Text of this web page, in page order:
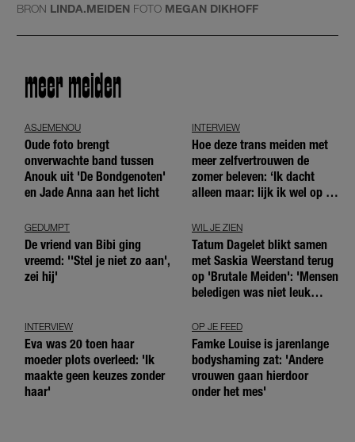
BRON LINDA.MEIDEN FOTO MEGAN DIKHOFF
meer meiden
ASJEMENOU
Oude foto brengt
onverwachte band tussen
Anouk uit 'De Bondgenoten'
en Jade Anna aan het licht
INTERVIEW
Hoe deze trans meiden met
meer zelfvertrouwen de
zomer beleven: ‘Ik dacht
alleen maar: lijk ik wel op de
GEDUMPT
De vriend van Bibi ging
vreemd: ''Stel je niet zo aan',
zei hij'
WIL JE ZIEN
Tatum Dagelet blikt samen
met Saskia Weerstand terug
op 'Brutale Meiden': 'Mensen
beledigen was niet leuk
INTERVIEW
Eva was 20 toen haar
moeder plots overleed: 'Ik
maakte geen keuzes zonder
haar'
OP JE FEED
Famke Louise is jarenlange
bodyshaming zat: 'Andere
vrouwen gaan hierdoor
onder het mes'